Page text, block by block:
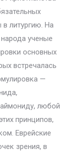
в литургию. На
ученые
основных
встречалась
—
любой
принципов,
Еврейские
зрения, в